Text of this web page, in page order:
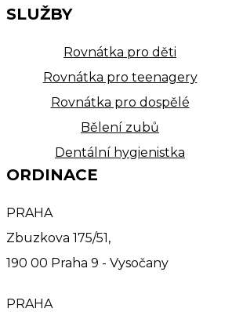
SLUŽBY
Rovnátka pro děti
Rovnátka pro teenagery
Rovnátka pro dospělé
Bělení zubů
Dentální hygienistka
ORDINACE
PRAHA
Zbuzkova 175/51,
190 00 Praha 9 - Vysočany
PRAHA